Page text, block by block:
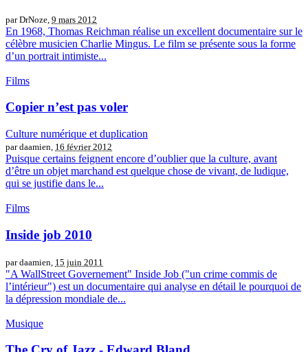
par DrNoze, 9 mars 2012
En 1968, Thomas Reichman réalise un excellent documentaire sur le
célèbre musicien Charlie Mingus. Le film se présente sous la forme
d’un portrait intimiste...
Films
Copier n’est pas voler
Culture numérique et duplication
par daamien, 16 février 2012
Puisque certains feignent encore d’oublier que la culture, avant
d’être un objet marchand est quelque chose de vivant, de ludique,
qui se justifie dans le...
Films
Inside job 2010
par daamien, 15 juin 2011
"A WallStreet Governement" Inside Job ("un crime commis de
l’intérieur") est un documentaire qui analyse en détail le pourquoi de
la dépression mondiale de...
Musique